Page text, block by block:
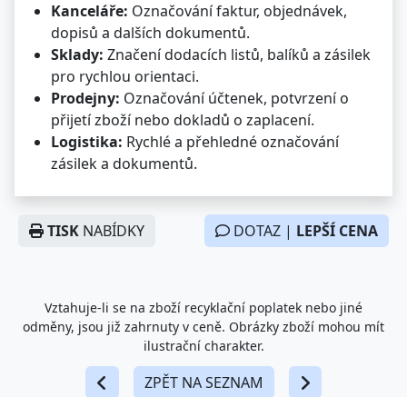
Kanceláře: Označování faktur, objednávek,
dopisů a dalších dokumentů.
Sklady: Značení dodacích listů, balíků a zásilek
pro rychlou orientaci.
Prodejny: Označování účtenek, potvrzení o
přijetí zboží nebo dokladů o zaplacení.
Logistika: Rychlé a přehledné označování
zásilek a dokumentů.
TISK NABÍDKY DOTAZ | LEPŠÍ CENA
Vztahuje-li se na zboží recyklační poplatek nebo jiné
odměny, jsou již zahrnuty v ceně. Obrázky zboží mohou mít
ilustrační charakter.
ZPĚT NA SEZNAM